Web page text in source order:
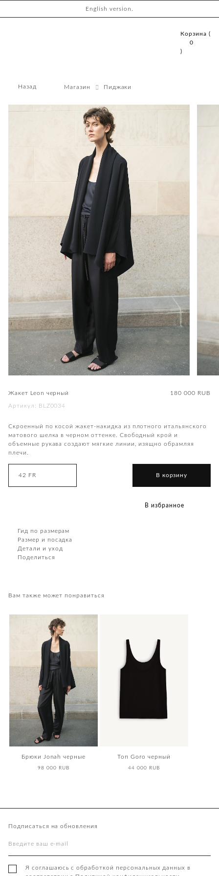
English version.
Корзина (
0
)
Магазин Пиджаки
Назад
Жакет Leon черный
Артикул: BLZ0034
180 000 RUB
Скроенный по косой жакет-накидка из плотного итальянского
матового шелка в черном оттенке. Свободный крой и
объемные рукава создают мягкие линии, изящно обрамляя
плечи.
42 FR В корзину
В избранное
Гид по размерам
Размер и посадка
Детали и уход
Поделиться
Вам также может понравиться
Брюки Jonah черные
98 000 RUB
Топ Goro черный
44 000 RUB
Подписаться на обновления
Я соглашаюсь с обработкой персональных данных в